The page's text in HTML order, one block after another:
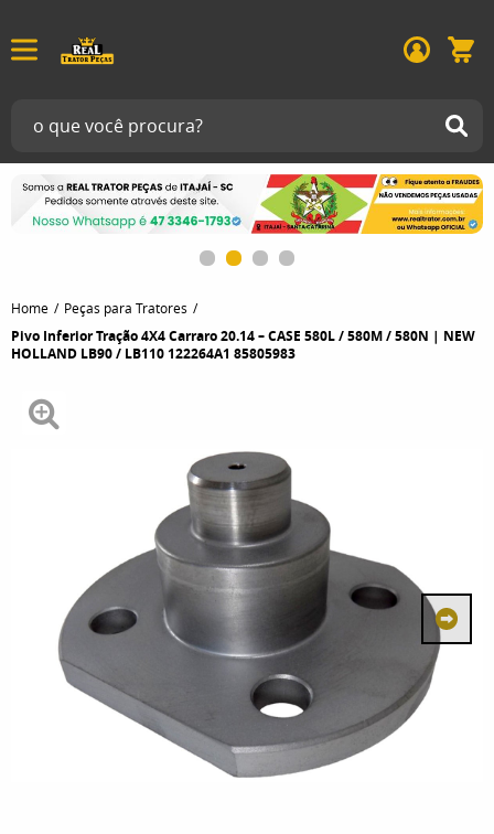
Home Peças para Tratores
Pivo Inferior Tração 4X4 Carraro 20.14 – CASE 580L / 580M / 580N | NEW
HOLLAND LB90 / LB110 122264A1 85805983